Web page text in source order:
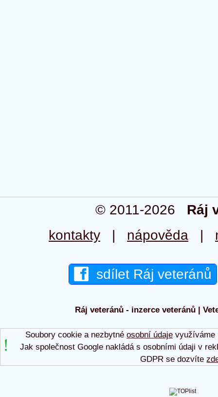
© 2011-2026 Ráj
kontakty | nápověda |
sdílet Ráj veteránů
Ráj veteránů - inzerce veteránů |
Soubory cookie a nezbytné osobní údajevyužíváme
Jak společnost Google nakládá s osobními údaji v
GDPR se dozvíte